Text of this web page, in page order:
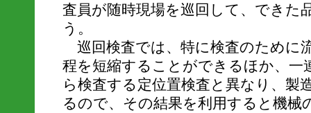
査員が随時現場を巡回して、できた
う。
巡回検査では、特に検査のために
程を短縮することができるほか、一
ら検査する定位置検査と異なり、製
るので、その結果を利用すると機械